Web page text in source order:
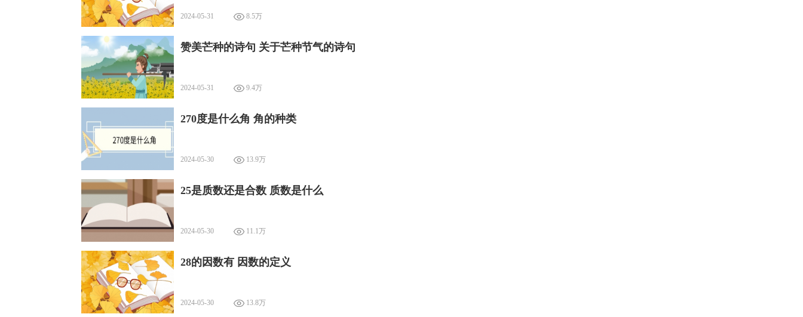
2024-05-31 8.5万
赞美芒种的诗句 关于芒种节气的诗句
2024-05-31 9.4万
270度是什么角 角的种类
2024-05-30 13.9万
25是质数还是合数 质数是什么
2024-05-30 11.1万
28的因数有 因数的定义
2024-05-30 13.8万